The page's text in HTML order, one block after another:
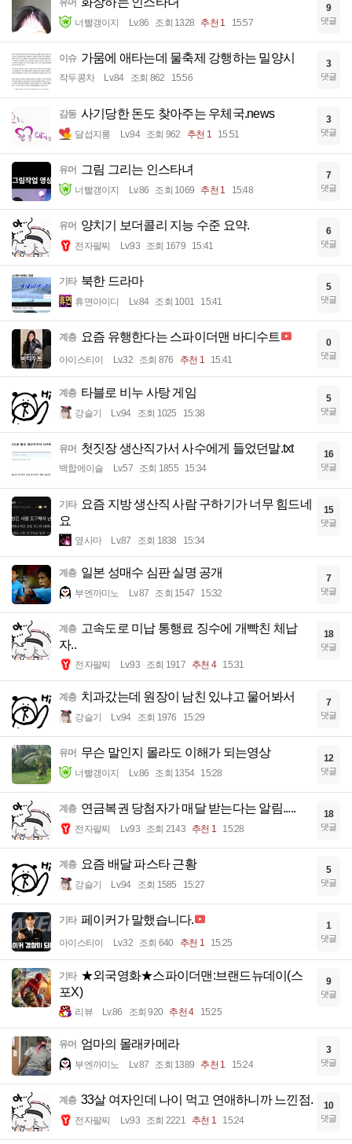
너빨갱이지 Lv.86 조회 1328 추천 1 15:57
9
댓글
이슈 가뭄에 애타는데 물축제 강행하는 밀양시
작두콩차 Lv.84 조회 862 15:56
3
댓글
감동 사기당한 돈도 찾아주는 우체국.news
달섭지롱 Lv.94 조회 962 추천 1 15:51
3
댓글
유머 그림 그리는 인스타녀
너빨갱이지 Lv.86 조회 1069 추천 1 15:48
7
댓글
유머 양치기 보더콜리 지능 수준 요약.
전자팔찌 Lv.93 조회 1679 15:41
6
댓글
기타 북한 드라마
휴면아이디 Lv.84 조회 1001 15:41
5
댓글
계층 요즘 유행한다는 스파이더맨 바디수트
아이스티이 Lv.32 조회 876 추천 1 15:41
0
댓글
계층 타블로 비누 사탕 게임
강슬기 Lv.94 조회 1025 15:38
5
댓글
유머 첫짓장 생산직가서 사수에게 들었던말.txt
백합에이슬 Lv.57 조회 1855 15:34
16
댓글
기타 요즘 지방 생산직 사람 구하기가 너무 힘드네
요
옆사마 Lv.87 조회 1838 15:34
15
댓글
계층 일본 성매수 심판 실명 공개
부엔까미노 Lv.87 조회 1547 15:32
7
댓글
계층 고속도로 미납 통행료 징수에 개빡친 체납
자..
전자팔찌 Lv.93 조회 1917 추천 4 15:31
18
댓글
계층 치과갔는데 원장이 남친 있냐고 물어봐서
강슬기 Lv.94 조회 1976 15:29
7
댓글
유머 무슨 말인지 몰라도 이해가 되는영상
너빨갱이지 Lv.86 조회 1354 15:28
12
댓글
계층 연금복권 당첨자가 매달 받는다는 알림.....
전자팔찌 Lv.93 조회 2143 추천 1 15:28
18
댓글
계층 요즘 배달 파스타 근황
강슬기 Lv.94 조회 1585 15:27
5
댓글
기타 페이커가 말했습니다.
아이스티이 Lv.32 조회 640 추천 1 15:25
1
댓글
기타 ★외국영화★스파이더맨:브랜드뉴데이(스
포X)
리뷰 Lv.86 조회 920 추천 4 15:25
9
댓글
유머 엄마의 몰래카메라
부엔까미노 Lv.87 조회 1389 추천 1 15:24
3
댓글
계층 33살 여자인데 나이 먹고 연애하니까 느낀점.
전자팔찌 Lv.93 조회 2221 추천 1 15:24
10
댓글